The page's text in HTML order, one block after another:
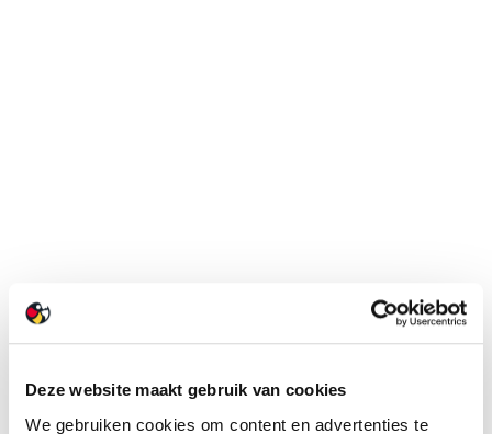
Deze website maakt gebruik van cookies
We gebruiken cookies om content en advertenties te